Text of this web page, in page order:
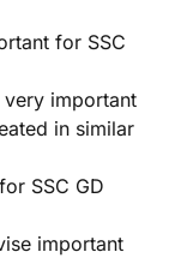
for SSC
very important
in similar
SSC GD
important